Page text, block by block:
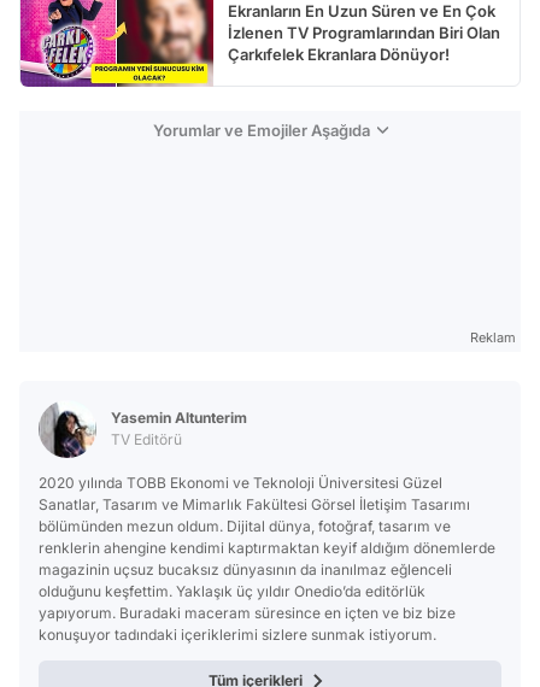
Ekranların En Uzun Süren ve En Çok
İzlenen TV Programlarından Biri Olan
Çarkıfelek Ekranlara Dönüyor!
Yorumlar ve Emojiler Aşağıda
Reklam
Yasemin Altunterim
TV Editörü
2020 yılında TOBB Ekonomi ve Teknoloji Üniversitesi Güzel
Sanatlar, Tasarım ve Mimarlık Fakültesi Görsel İletişim Tasarımı
bölümünden mezun oldum. Dijital dünya, fotoğraf, tasarım ve
renklerin ahengine kendimi kaptırmaktan keyif aldığım dönemlerde
magazinin uçsuz bucaksız dünyasının da inanılmaz eğlenceli
olduğunu keşfettim. Yaklaşık üç yıldır Onedio’da editörlük
yapıyorum. Buradaki maceram süresince en içten ve biz bize
konuşuyor tadındaki içeriklerimi sizlere sunmak istiyorum.
Tüm içerikleri